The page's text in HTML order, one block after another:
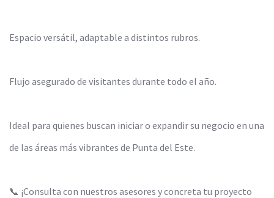
Espacio versátil, adaptable a distintos rubros.
Flujo asegurado de visitantes durante todo el año.
Ideal para quienes buscan iniciar o expandir su negocio en una
de las áreas más vibrantes de Punta del Este.
📞 ¡Consulta con nuestros asesores y concreta tu proyecto